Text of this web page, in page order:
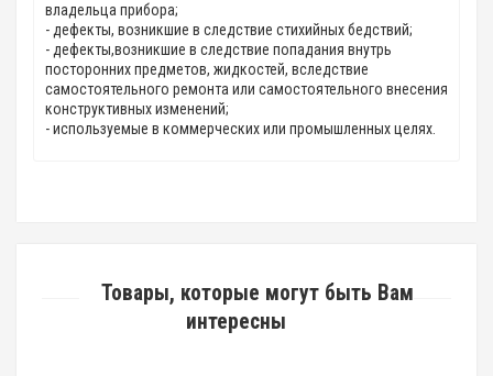
владельца прибора;
- дефекты, возникшие в следствие стихийных бедствий;
- дефекты,возникшие в следствие попадания внутрь
посторонних предметов, жидкостей, вследствие
самостоятельного ремонта или самостоятельного внесения
конструктивных изменений;
- используемые в коммерческих или промышленных целях.
Товары, которые могут быть Вам
интересны